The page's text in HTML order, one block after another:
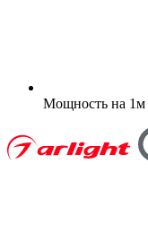
Мощность на 1м